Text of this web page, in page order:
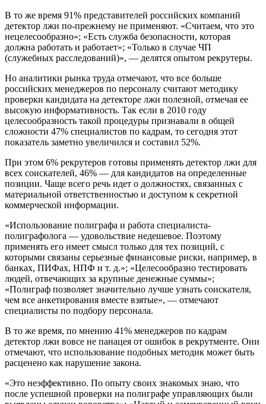
В то же время 91% представителей российских компаний
детектор лжи по-прежнему не применяют. «Считаем, что это
нецелесообразно»; «Есть служба безопасности, которая
должна работать и работает»; «Только в случае ЧП
(служебных расследований)», — делятся опытом рекрутеры.
Но аналитики рынка труда отмечают, что все больше
российских менеджеров по персоналу считают методику
проверки кандидата на детекторе лжи полезной, отмечая ее
высокую информативность. Так если в 2010 году
целесообразность такой процедуры признавали в общей
сложности 47% специалистов по кадрам, то сегодня этот
показатель заметно увеличился и составил 52%.
При этом 6% рекрутеров готовы применять детектор лжи для
всех соискателей, 46% — для кандидатов на определенные
позиции. Чаще всего речь идет о должностях, связанных с
материальной ответственностью и доступом к секретной
коммерческой информации.
«Использование полиграфа и работа специалиста-
полиграфолога — удовольствие недешевое. Поэтому
применять его имеет смысл только для тех позиций, с
которыми связаны серьезные финансовые риски, например, в
банках, ПИФах, НПФ и т. д.»; «Целесообразно тестировать
людей, отвечающих за крупные денежные суммы»;
«Полиграф позволяет значительно лучше узнать соискателя,
чем все анкетирования вместе взятые», — отмечают
специалисты по подбору персонала.
В то же время, по мнению 41% менеджеров по кадрам
детектор лжи вовсе не панацея от ошибок в рекрутменте. Они
отмечают, что использование подобных методик может быть
расценено как нарушение закона.
«Это неэффективно. По опыту своих знакомых знаю, что
после успешной проверки на полиграфе управляющих были